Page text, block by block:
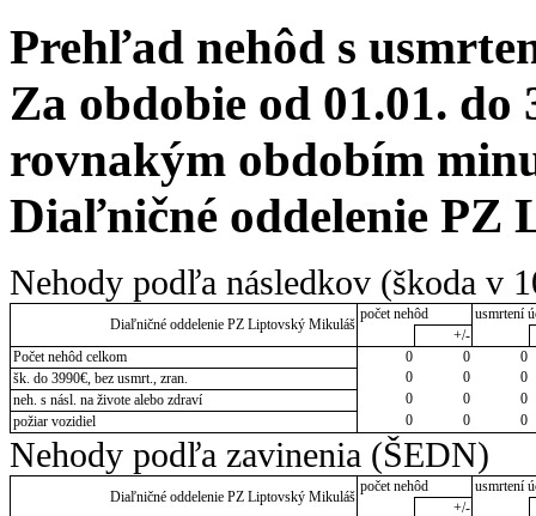
Prehľad nehôd s
Za obdobie od 01.01. do
rovnakým obdobím
Diaľničné oddelenie PZ
Nehody podľa následkov (škoda v
Diaľničné oddelenie PZ Liptovský Mikuláš
počet nehôd
usmrtení
+/-
Počet nehôd celkom
0 0
0
šk. do 3990€, bez usmrt., zran.
0 0
0
neh. s násl. na živote alebo zdraví
0 0
0
požiar vozidiel
0 0 0
Nehody podľa zavinenia (ŠEDN)
Diaľničné oddelenie PZ Liptovský Mikuláš
počet nehôd
usmrtení
+/-